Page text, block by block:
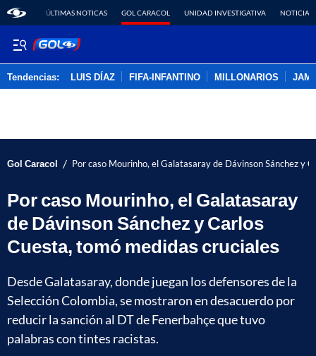
ÚLTIMAS NOTICAS GOL CARACOL UNIDAD INVESTIGATIVA NOTICIAS
Tendencias: LUIS DÍAZ FIFA-INFANTINO MILLONARIOS
Gol Caracol / Por caso Mourinho, el Galatasaray de Dávinson Sánchez y
Por caso Mourinho, el Galatasaray
de Dávinson Sánchez y Carlos
Cuesta, tomó medidas cruciales
Desde Galatasaray, donde juegan los defensores de la
Selección Colombia, se mostraron en desacuerdo por
reducir la sanción al DT de Fenerbahçe que tuvo
palabras con tintes racistas.